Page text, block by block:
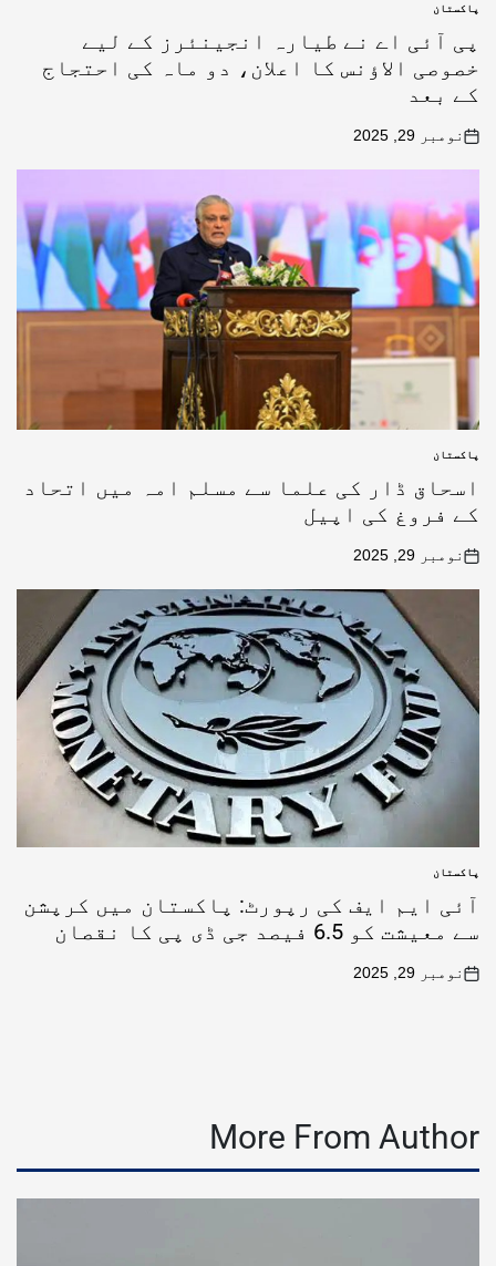
پاکستان
پی آئی اے نے طیارہ انجینئرز کے لیے
خصوصی الاؤنس کا اعلان، دو ماہ کی احتجاج
کے بعد
نومبر 29, 2025
پاکستان
اسحاق ڈار کی علما سے مسلم امہ میں اتحاد
کے فروغ کی اپیل
نومبر 29, 2025
پاکستان
آئی ایم ایف کی رپورٹ: پاکستان میں کرپشن
سے معیشت کو 6.5 فیصد جی ڈی پی کا نقصان
نومبر 29, 2025
More From Author